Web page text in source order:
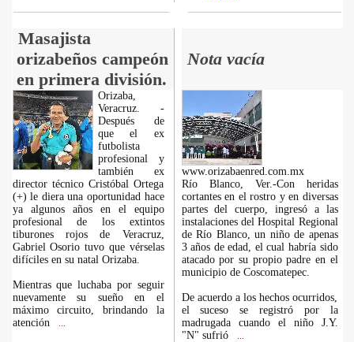
Masajista
orizabeños campeón
en primera división.
Nota vacía
Orizaba,
Veracruz. -
Después de
que el ex
futbolista
profesional y
también ex
director técnico Cristóbal Ortega
(+) le diera una oportunidad hace
ya algunos años en el equipo
profesional de los extintos
tiburones rojos de Veracruz,
Gabriel Osorio tuvo que vérselas
difíciles en su natal Orizaba.
Mientras que luchaba por seguir
nuevamente su sueño en el
máximo circuito, brindando la
atención
www.orizabaenred.com.mx
Río Blanco, Ver.-Con heridas
cortantes en el rostro y en diversas
partes del cuerpo, ingresó a las
instalaciones del Hospital Regional
de Río Blanco, un niño de apenas
3 años de edad, el cual habría sido
atacado por su propio padre en el
municipio de Coscomatepec.
De acuerdo a los hechos ocurridos,
el suceso se registró por la
madrugada cuando el niño J.Y.
"N" sufrió